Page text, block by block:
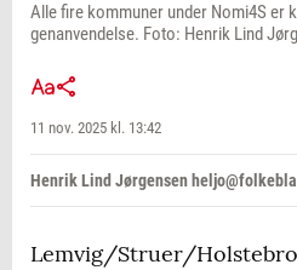
Alle fire kommuner under Nomi4S er
genanvendelse. Foto: Henrik Lind
11 nov. 2025 kl. 13:42
Henrik Lind Jørgensen
Lemvig/Struer/